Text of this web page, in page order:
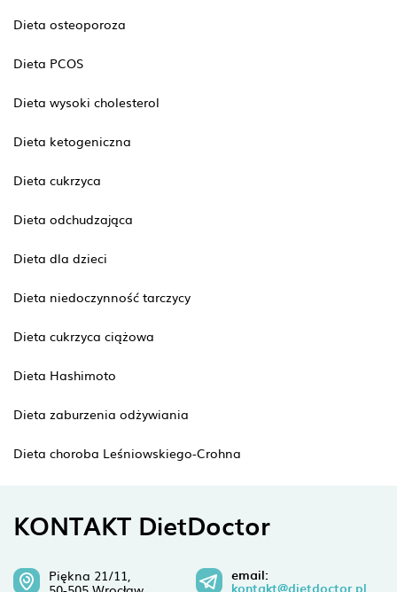
Dieta osteoporoza
Dieta PCOS
Dieta wysoki cholesterol
Dieta ketogeniczna
Dieta cukrzyca
Dieta odchudzająca
Dieta dla dzieci
Dieta niedoczynność tarczycy
Dieta cukrzyca ciążowa
Dieta Hashimoto
Dieta zaburzenia odżywiania
Dieta choroba Leśniowskiego-Crohna
KONTAKT DietDoctor
Piękna 21/11,
email:
kontakt@dietdoctor.pl